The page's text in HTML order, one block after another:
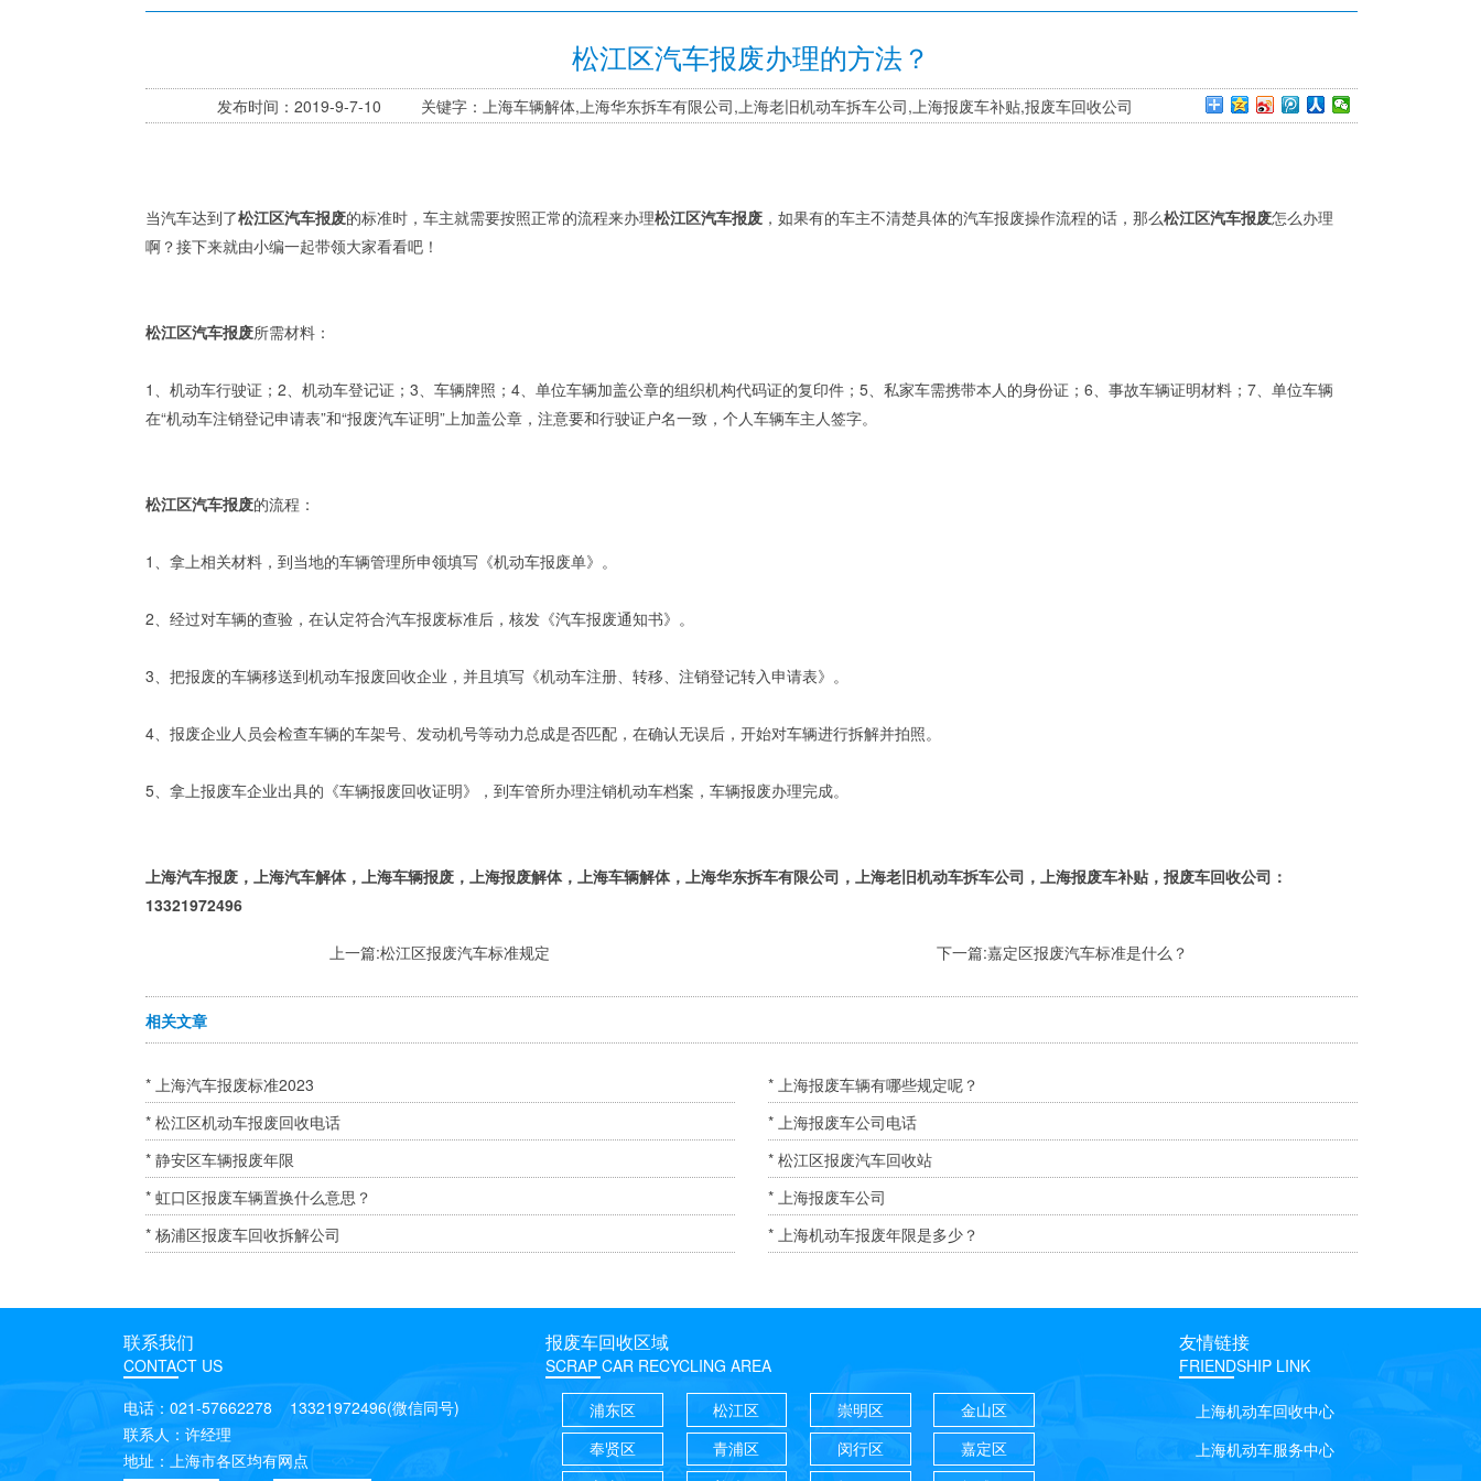
松江区汽车报废办理的方法？
发布时间：2019-9-7-10 关键字：上海车辆解体,上海华东拆车有限公司,上海老旧机动车拆车公司,上海报废车补贴,报废车回收公司
当汽车达到了松江区汽车报废的标准时，车主就需要按照正常的流程来办理松江区汽车报废，如果有的车主不清楚具体的汽车报废操作流程的话，那么松江区汽车报废怎么办理
啊？接下来就由小编一起带领大家看看吧！
松江区汽车报废所需材料：
1、机动车行驶证；2、机动车登记证；3、车辆牌照；4、单位车辆加盖公章的组织机构代码证的复印件；5、私家车需携带本人的身份证；6、事故车辆证明材料；7、单位车辆
在“机动车注销登记申请表”和“报废汽车证明”上加盖公章，注意要和行驶证户名一致，个人车辆车主人签字。
松江区汽车报废的流程：
1、拿上相关材料，到当地的车辆管理所申领填写《机动车报废单》。
2、经过对车辆的查验，在认定符合汽车报废标准后，核发《汽车报废通知书》。
3、把报废的车辆移送到机动车报废回收企业，并且填写《机动车注册、转移、注销登记转入申请表》。
4、报废企业人员会检查车辆的车架号、发动机号等动力总成是否匹配，在确认无误后，开始对车辆进行拆解并拍照。
5、拿上报废车企业出具的《车辆报废回收证明》，到车管所办理注销机动车档案，车辆报废办理完成。
上海汽车报废，上海汽车解体，上海车辆报废，上海报废解体，上海车辆解体，上海华东拆车有限公司，上海老旧机动车拆车公司，上海报废车补贴，报废车回收公司：
13321972496
上一篇:松江区报废汽车标准规定 下一篇:嘉定区报废汽车标准是什么？
相关文章
* 上海汽车报废标准2023
* 上海报废车辆有哪些规定呢？
* 松江区机动车报废回收电话
* 上海报废车公司电话
* 静安区车辆报废年限
* 松江区报废汽车回收站
* 虹口区报废车辆置换什么意思？
* 上海报废车公司
* 杨浦区报废车回收拆解公司
* 上海机动车报废年限是多少？
联系我们
CONTACT US
电话：021-57662278 13321972496(微信同号)
联系人：许经理
地址：上海市各区均有网点
报废车回收区域
SCRAP CAR RECYCLING AREA
浦东区 松江区 崇明区
金山区
奉贤区
青浦区 闵行区
嘉定区
友情链接
FRIENDSHIP LINK
上海机动车回收中心
上海机动车服务中心